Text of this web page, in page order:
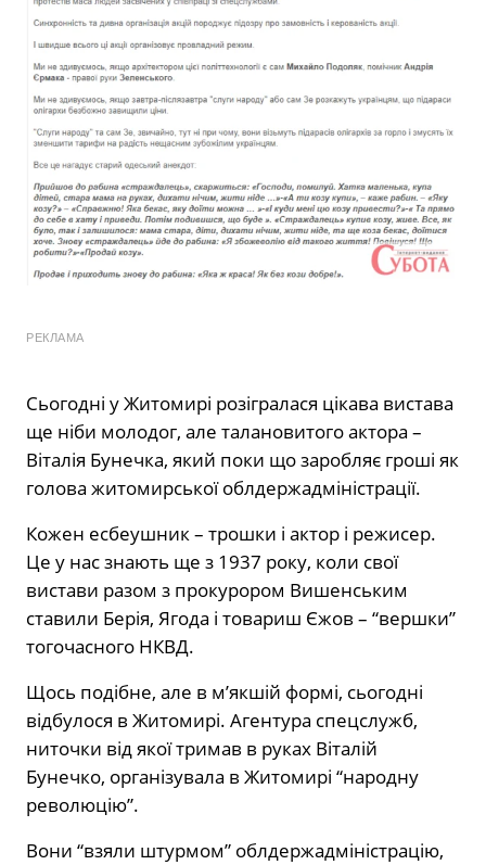
РЕКЛАМА
Сьогодні у Житомирі розігралася цікава вистава
ще ніби молодог, але талановитого актора –
Віталія Бунечка, який поки що заробляє гроші як
голова житомирської облдержадміністрації.
Кожен есбеушник – трошки і актор і режисер.
Це у нас знають ще з 1937 року, коли свої
вистави разом з прокурором Вишенським
ставили Берія, Ягода і товариш Єжов – “вершки”
тогочасного НКВД.
Щось подібне, але в м’якшій формі, сьогодні
відбулося в Житомирі. Агентура спецслужб,
ниточки від якої тримав в руках Віталій
Бунечко, організувала в Житомирі “народну
революцію”.
Вони “взяли штурмом” облдержадміністрацію,